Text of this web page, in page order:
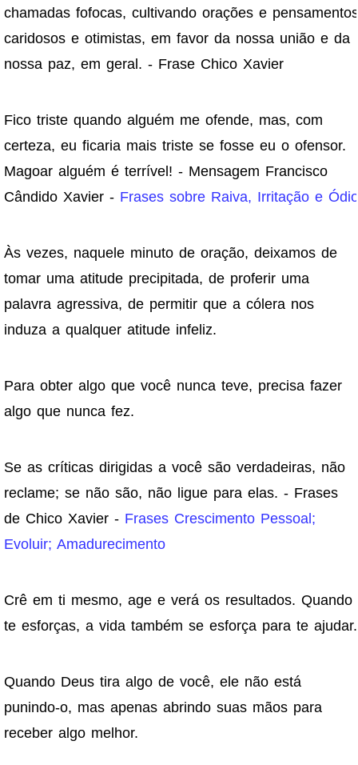
chamadas fofocas, cultivando orações e pensamentos
caridosos e otimistas, em favor da nossa união e da
nossa paz, em geral. - Frase Chico Xavier
Fico triste quando alguém me ofende, mas, com
certeza, eu ficaria mais triste se fosse eu o ofensor.
Magoar alguém é terrível! - Mensagem Francisco
Cândido Xavier - Frases sobre Raiva, Irritação e Ódio
Às vezes, naquele minuto de oração, deixamos de
tomar uma atitude precipitada, de proferir uma
palavra agressiva, de permitir que a cólera nos
induza a qualquer atitude infeliz.
Para obter algo que você nunca teve, precisa fazer
algo que nunca fez.
Se as críticas dirigidas a você são verdadeiras, não
reclame; se não são, não ligue para elas. - Frases
de Chico Xavier - Frases Crescimento Pessoal;
Evoluir; Amadurecimento
Crê em ti mesmo, age e verá os resultados. Quando
te esforças, a vida também se esforça para te ajudar.
Quando Deus tira algo de você, ele não está
punindo-o, mas apenas abrindo suas mãos para
receber algo melhor.